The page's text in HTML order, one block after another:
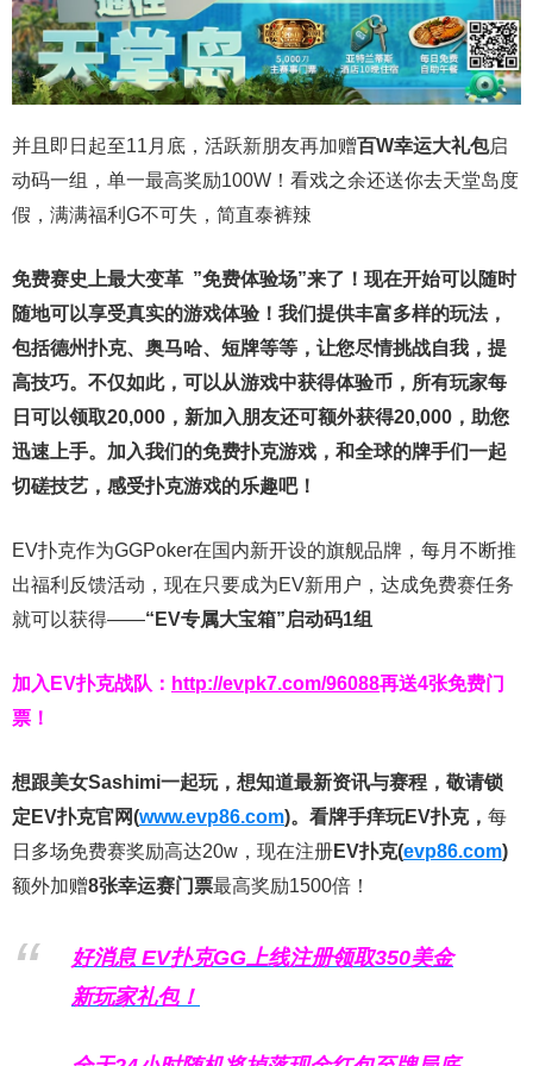
并且即日起至11月底，活跃新朋友再加赠百W幸运大礼包启
动码一组，单一最高奖励100W！看戏之余还送你去天堂岛度
假，满满福利G不可失，简直泰裤辣
免费赛史上最大变革 ”免费体验场”来了！ 现在开始可以随时
随地可以享受真实的游戏体验！我们提供丰富多样的玩法，
包括德州扑克、奥马哈、短牌等等，让您尽情挑战自我，提
高技巧。不仅如此， 可以从游戏中获得体验币，所有玩家每
日可以领取20,000，新加入朋友还可额外获得20,000，助您
迅速上手。 加入我们的免费扑克游戏，和全球的牌手们一起
切磋技艺，感受扑克游戏的乐趣吧！
EV扑克作为GGPoker在国内新开设的旗舰品牌，每月不断推
出福利反馈活动，现在只要成为EV新用户，达成免费赛任务
就可以获得——“EV专属大宝箱”启动码1组
加入EV扑克战队： http://evpk7.com/96088再送4张免费门
票！
想跟美女Sashimi一起玩， 想知道最新资讯与赛程， 敬请锁
定EV扑克官网(www.evp86.com)。 看牌手痒玩EV扑克， 每
日多场免费赛奖励高达20w，现在注册EV扑克(evp86.com)
额外加赠8张幸运赛门票最高奖励1500倍！
好消息 EV扑克GG上线注册领取350美金
新玩家礼包！